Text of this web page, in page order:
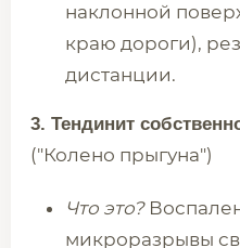
наклонной
краю дороги),
дистанции.
3. Тендинит
("Колено прыгуна")
Что это?
микроразрывы